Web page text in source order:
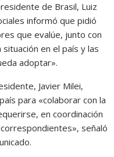
de Brasil, Luiz
informó que pidió
que evalúe, junto con
situación en el país y las
adoptar».
Javier Milei,
para «colaborar con la
en coordinación
señaló